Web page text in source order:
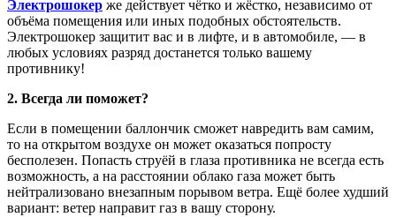
Электрошокер же действует чётко и жёстко, независимо от
объёма помещения или иных подобных обстоятельств.
Электрошокер защитит вас и в лифте, и в автомобиле, — в
любых условиях разряд достанется только вашему
противнику!
2. Всегда ли поможет?
Если в помещении баллончик сможет навредить вам самим,
то на открытом воздухе он может оказаться попросту
бесполезен. Попасть струёй в глаза противника не всегда есть
возможность, а на расстоянии облако газа может быть
нейтрализовано внезапным порывом ветра. Ещё более худший
вариант: ветер направит газ в вашу сторону.